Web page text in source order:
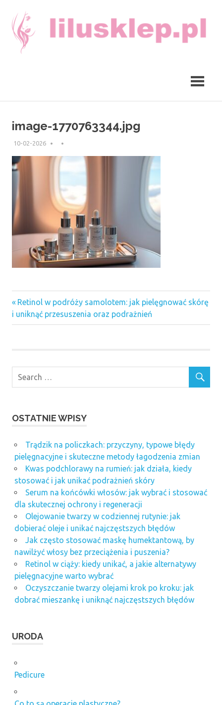
content
image-1770763344.jpg
10-02-2026
Nawigacja
wpisu
Previous
Post:
Retinol w podróży samolotem: jak pielęgnować skórę
i uniknąć przesuszenia oraz podrażnień
OSTATNIE WPISY
Trądzik na policzkach: przyczyny, typowe błędy
pielęgnacyjne i skuteczne metody łagodzenia zmian
Kwas podchlorawy na rumień: jak działa, kiedy
stosować i jak unikać podrażnień skóry
Serum na końcówki włosów: jak wybrać i stosować
dla skutecznej ochrony i regeneracji
Olejowanie twarzy w codziennej rutynie: jak
dobierać oleje i unikać najczęstszych błędów
Jak często stosować maskę humektantową, by
nawilżyć włosy bez przeciążenia i puszenia?
Retinol w ciąży: kiedy unikać, a jakie alternatywy
pielęgnacyjne warto wybrać
Oczyszczanie twarzy olejami krok po kroku: jak
dobrać mieszankę i uniknąć najczęstszych błędów
URODA
Pedicure